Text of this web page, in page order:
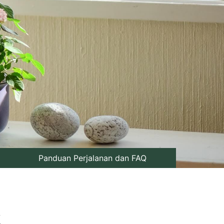
Panduan Perjalanan dan FAQ